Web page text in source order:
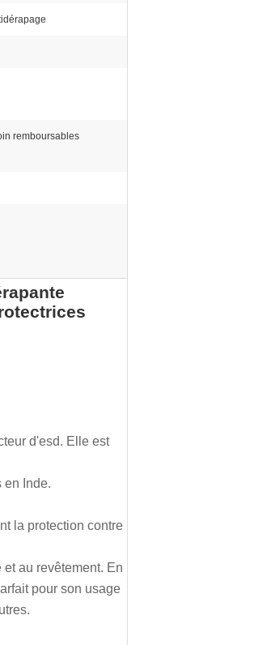
remboursables
d'esd. Elle est
en Inde.
la protection contre
au revêtement. En
pour son usage